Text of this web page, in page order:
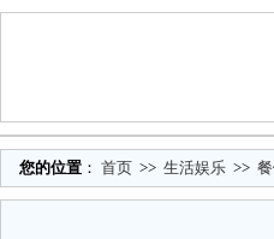
您的位置 ： 首页 >> 生活娱乐 >>